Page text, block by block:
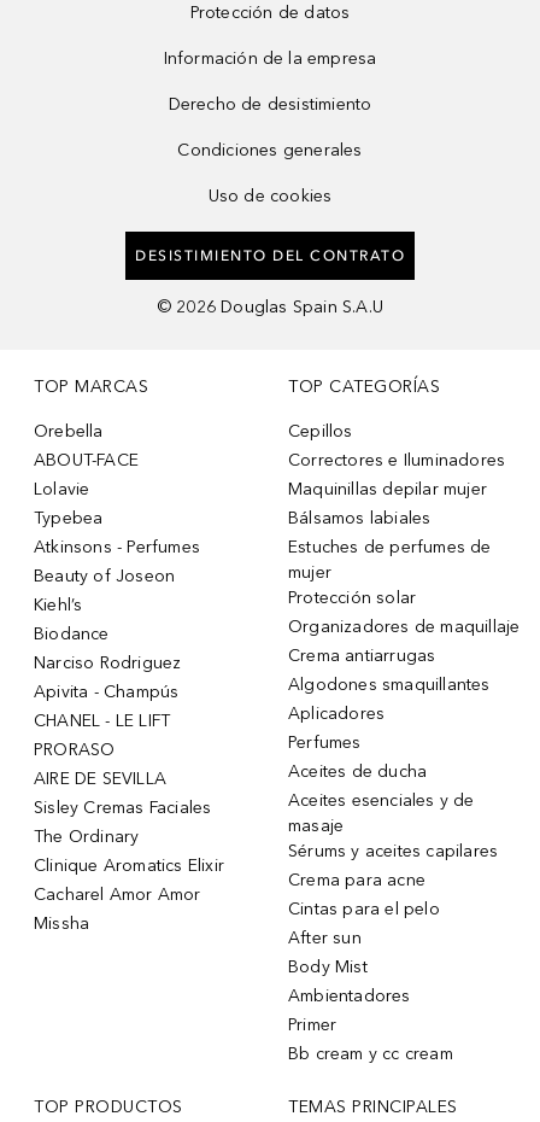
Protección de datos
Información de la empresa
Derecho de desistimiento
Condiciones generales
Uso de cookies
DESISTIMIENTO DEL CONTRATO
© 2026 Douglas Spain S.A.U
TOP MARCAS
Orebella
ABOUT-FACE
Lolavie
Typebea
Atkinsons - Perfumes
Beauty of Joseon
Kiehl’s
Biodance
Narciso Rodriguez
Apivita - Champús
CHANEL - LE LIFT
PRORASO
AIRE DE SEVILLA
Sisley Cremas Faciales
The Ordinary
Clinique Aromatics Elixir
Cacharel Amor Amor
Missha
TOP CATEGORÍAS
Cepillos
Correctores e Iluminadores
Maquinillas depilar mujer
Bálsamos labiales
Estuches de perfumes de
mujer
Protección solar
Organizadores de maquillaje
Crema antiarrugas
Algodones smaquillantes
Aplicadores
Perfumes
Aceites de ducha
Aceites esenciales y de
masaje
Sérums y aceites capilares
Crema para acne
Cintas para el pelo
After sun
Body Mist
Ambientadores
Primer
Bb cream y cc cream
TOP PRODUCTOS TEMAS PRINCIPALES